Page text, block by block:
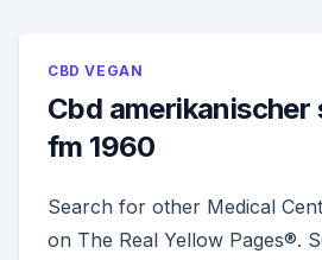
CBD VEGAN
Cbd amerikanischer
fm 1960
Search for other Medical
on The Real Yellow Pages®.